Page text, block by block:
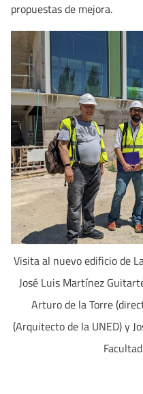
propuestas de mejora.
Visita al nuevo edificio de
José Luis Martínez
Arturo de la Torre
(Arquitecto de la UNED) y